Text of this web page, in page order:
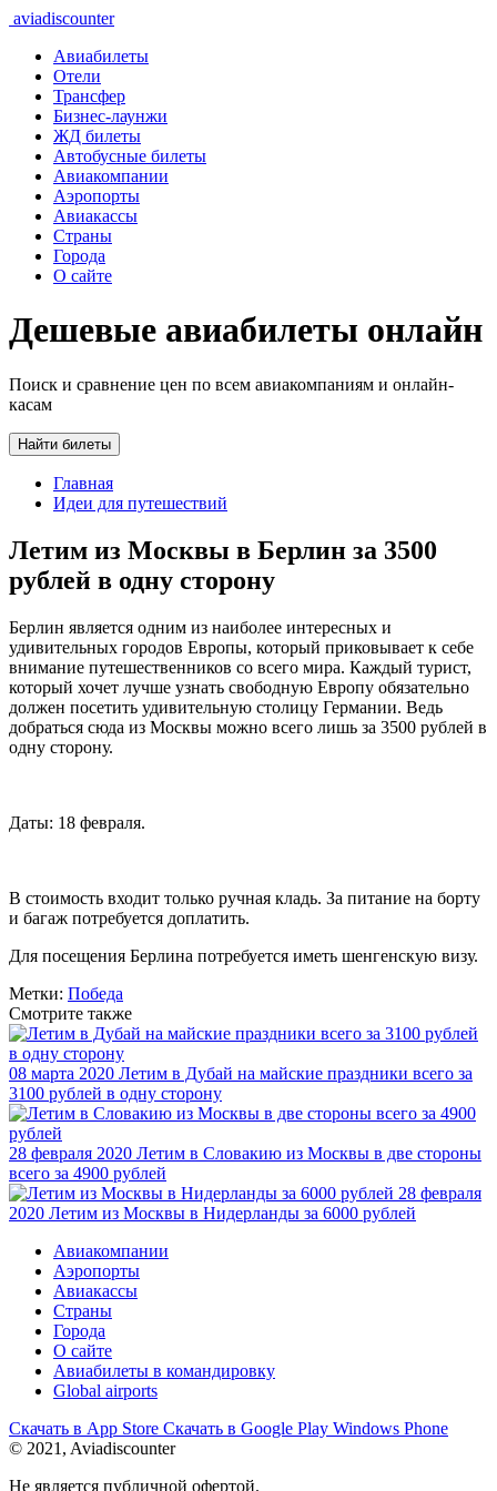
aviadiscounter
Авиабилеты
Отели
Трансфер
Бизнес-лаунжи
ЖД билеты
Автобусные билеты
Авиакомпании
Аэропорты
Авиакассы
Страны
Города
О сайте
Дешевые авиабилеты онлайн
Поиск и сравнение цен по всем авиакомпаниям и онлайн-
касам
Найти билеты
Главная
Идеи для путешествий
Летим из Москвы в Берлин за 3500
рублей в одну сторону
Берлин является одним из наиболее интересных и
удивительных городов Европы, который приковывает к себе
внимание путешественников со всего мира. Каждый турист,
который хочет лучше узнать свободную Европу обязательно
должен посетить удивительную столицу Германии. Ведь
добраться сюда из Москвы можно всего лишь за 3500 рублей в
одну сторону.
Даты: 18 февраля.
В стоимость входит только ручная кладь. За питание на борту
и багаж потребуется доплатить.
Для посещения Берлина потребуется иметь шенгенскую визу.
Метки: Победа
Смотрите также
08 марта 2020 Летим в Дубай на майские праздники всего за
3100 рублей в одну сторону
28 февраля 2020 Летим в Словакию из Москвы в две стороны
всего за 4900 рублей
28 февраля
2020 Летим из Москвы в Нидерланды за 6000 рублей
Авиакомпании
Аэропорты
Авиакассы
Страны
Города
О сайте
Авиабилеты в командировку
Global airports
Скачать в App Store Скачать в Google Play Windows Phone
© 2021, Aviadiscounter
Не является публичной офертой.